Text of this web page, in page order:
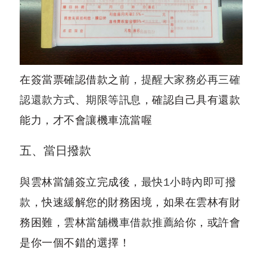
在簽當票確認借款之前， 提醒大家務必再三確
認還款方式、期限等訊息 ，確認自己具有還款
能力，才不會讓機車流當喔
五、當日撥款
與雲林當舖簽立完成後， 最快1小時內即可撥
款 ，快速緩解您的財務困境，如果在雲林有財
務困難，雲林當舖機車借款推薦給你，或許會
是你一個不錯的選擇！